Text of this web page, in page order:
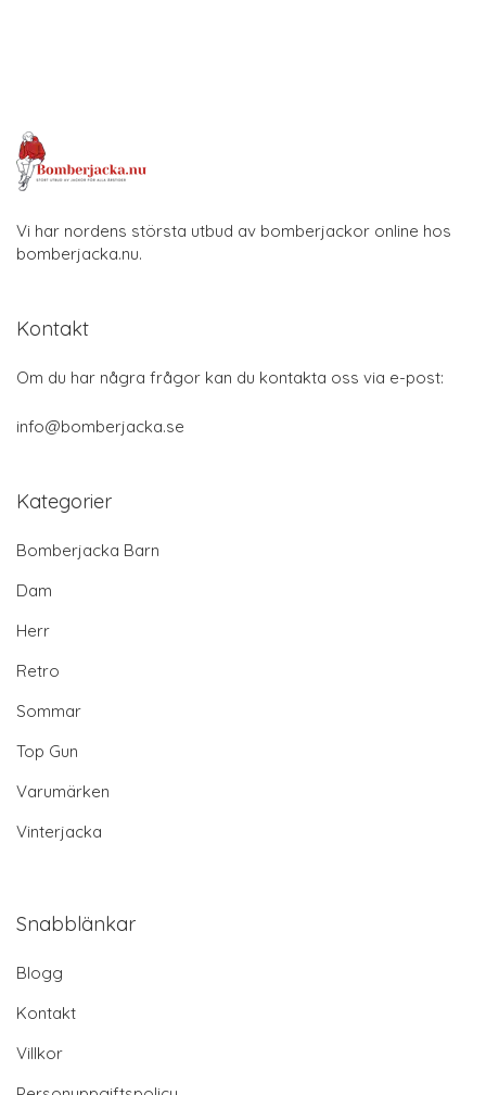
Vi har nordens största utbud av bomberjackor online hos
bomberjacka.nu.
Kontakt
Om du har några frågor kan du kontakta oss via e-post:
info@bomberjacka.se
Kategorier
Bomberjacka Barn
Dam
Herr
Retro
Sommar
Top Gun
Varumärken
Vinterjacka
Snabblänkar
Blogg
Kontakt
Villkor